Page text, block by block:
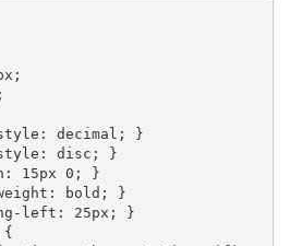
decimal; }
disc; }
15px 0; }
bold; }
left: 25px; }
{